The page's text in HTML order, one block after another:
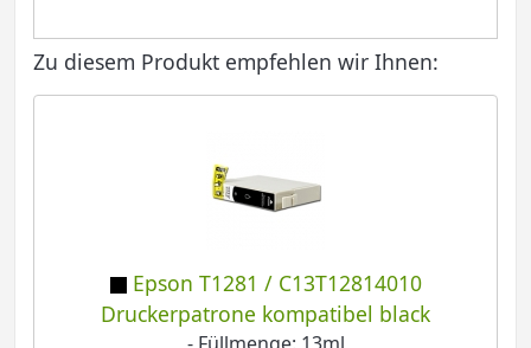
Zu diesem Produkt empfehlen wir Ihnen:
Epson T1281 / C13T12814010
Druckerpatrone kompatibel black